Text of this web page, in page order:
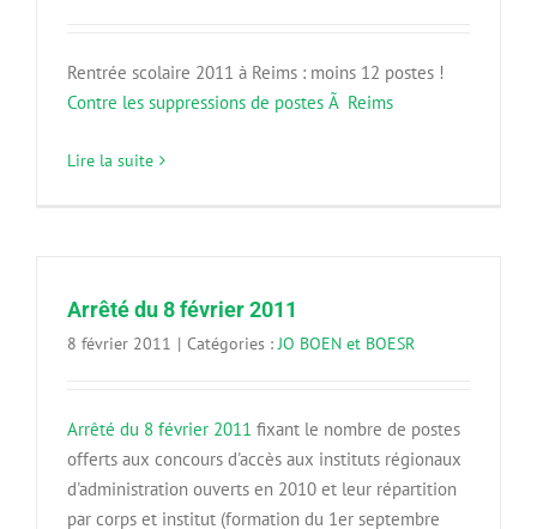
Rentrée scolaire 2011 à Reims : moins 12 postes !
Contre les suppressions de postes Ã Reims
Lire la suite
Arrêté du 8 février 2011
8 février 2011 | Catégories : JO BOEN et BOESR
Arrêté du 8 février 2011 fixant le nombre de postes
offerts aux concours d'accès aux instituts régionaux
d'administration ouverts en 2010 et leur répartition
par corps et institut (formation du 1er septembre